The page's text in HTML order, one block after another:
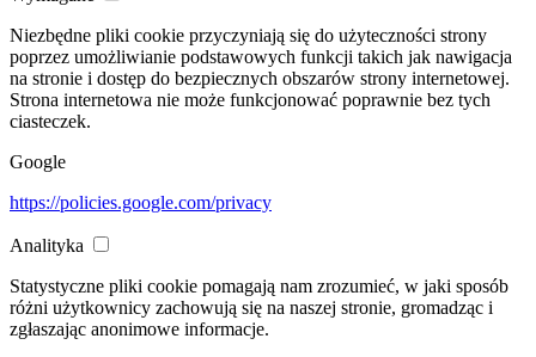
Niezbędne pliki cookie przyczyniają się do użyteczności strony
poprzez umożliwianie podstawowych funkcji takich jak nawigacja
na stronie i dostęp do bezpiecznych obszarów strony internetowej.
Strona internetowa nie może funkcjonować poprawnie bez tych
ciasteczek.
Google
https://policies.google.com/privacy
Analityka
Statystyczne pliki cookie pomagają nam zrozumieć, w jaki sposób
różni użytkownicy zachowują się na naszej stronie, gromadząc i
zgłaszając anonimowe informacje.